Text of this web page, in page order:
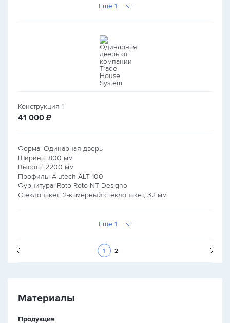
Еще 1
Конструкция 1
41 000 руб.
₽
Форма: Одинарная дверь
Ширина: 800 мм
Высота: 2200 мм
Профиль: Alutech ALT 100
Фурнитура: Roto Roto NT Designo
Стеклопакет: 2-камерный стеклопакет, 32 мм
Еще 1
1 2
Следующая
Материалы
Продукция